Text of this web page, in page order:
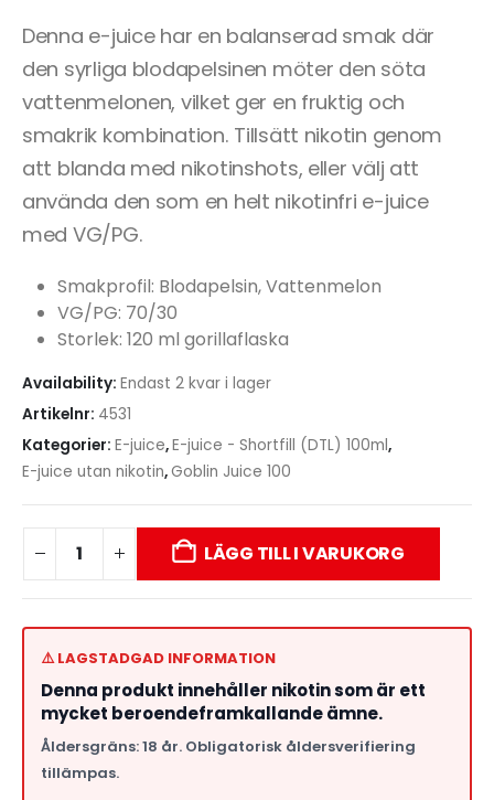
Denna e-juice har en balanserad smak där
den syrliga blodapelsinen möter den söta
vattenmelonen, vilket ger en fruktig och
smakrik kombination. Tillsätt nikotin genom
att blanda med nikotinshots, eller välj att
använda den som en helt nikotinfri e-juice
med VG/PG.
Smakprofil: Blodapelsin, Vattenmelon
VG/PG: 70/30
Storlek: 120 ml gorillaflaska
Availability: Endast 2 kvar i lager
Artikelnr: 4531
Kategorier: E-juice,E-juice - Shortfill (DTL) 100ml,
E-juice utan nikotin,Goblin Juice 100
LÄGG TILL I VARUKORG
⚠️ LAGSTADGAD INFORMATION
Denna produkt innehåller nikotin som är ett
mycket beroendeframkallande ämne.
Åldersgräns: 18 år. Obligatorisk åldersverifiering
tillämpas.